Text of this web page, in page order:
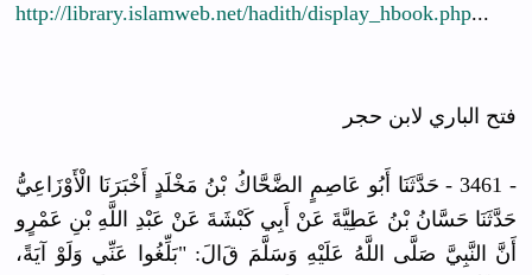
http://library.islamweb.net/hadith/display_hbook.php...
فتح الباري لابن حجر
- 3461 - حَدَّثَنَا أَبُو عَاصِمٍ الضَّحَّاكُ بْنُ مَخْلَدٍ أَخْبَرَنَا الْأَوْزَاعِيُّ
حَدَّثَنَا حَسَّانُ بْنُ عَطِيَّةَ عَنْ أَبِي كَبْشَةَ عَنْ عَبْدِ اللَّهِ بْنِ عَمْرٍو
أَنَّ النَّبِيَّ صَلَّى اللَّهُ عَلَيْهِ وَسَلَّمَ ق َالَ: "بَلِّغُوا عَنِّي وَلَوْ آيَةً،